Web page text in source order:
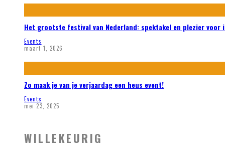
Het grootste festival van Nederland: spektakel en plezier voor
Events
maart 1, 2026
Zo maak je van je verjaardag een heus event!
Events
mei 23, 2025
WILLEKEURIG